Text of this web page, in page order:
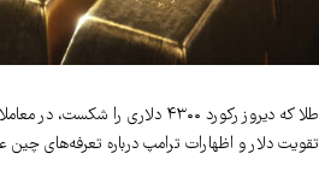
طلا که دیروز رکورد ۴۳۰۰ دلاری را
تقویت دلار و اظهارات ترامپ درباره تعرفه‌های